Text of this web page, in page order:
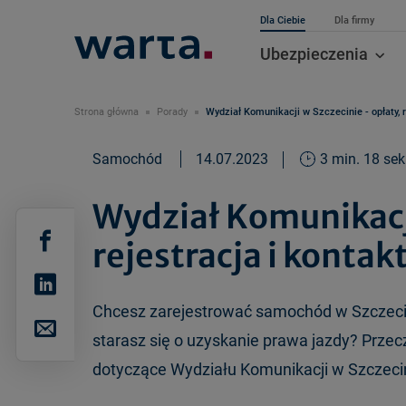
Dla Ciebie Dla firmy
Ubezpieczenia
Strona główna Porady Wydział Komunikacji w Szczecinie -
Samochód 14.07.2023 3 min. 18
Wydział
rejestracja i
Chcesz zarejestrować samochód w
starasz się o uzyskanie prawa jazdy?
dotyczące Wydziału Komunikacji w